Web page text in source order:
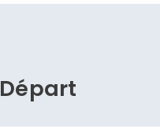
Départ